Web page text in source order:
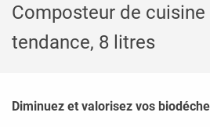
Composteur de cuisine
tendance, 8 litres
Diminuez et valorisez vos